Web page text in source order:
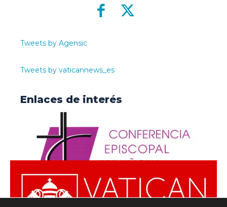
Tweets by Agensic
Tweets by vaticannews_es
Enlaces de interés